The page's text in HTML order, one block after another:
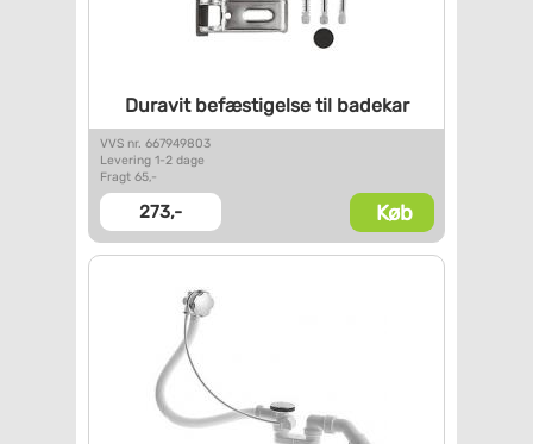
Duravit befæstigelse tilbadekar
VVS nr. 667949803
Levering 1-2 dage
Fragt 65,-
273,- Køb